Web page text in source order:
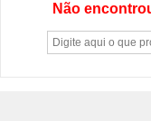
Não